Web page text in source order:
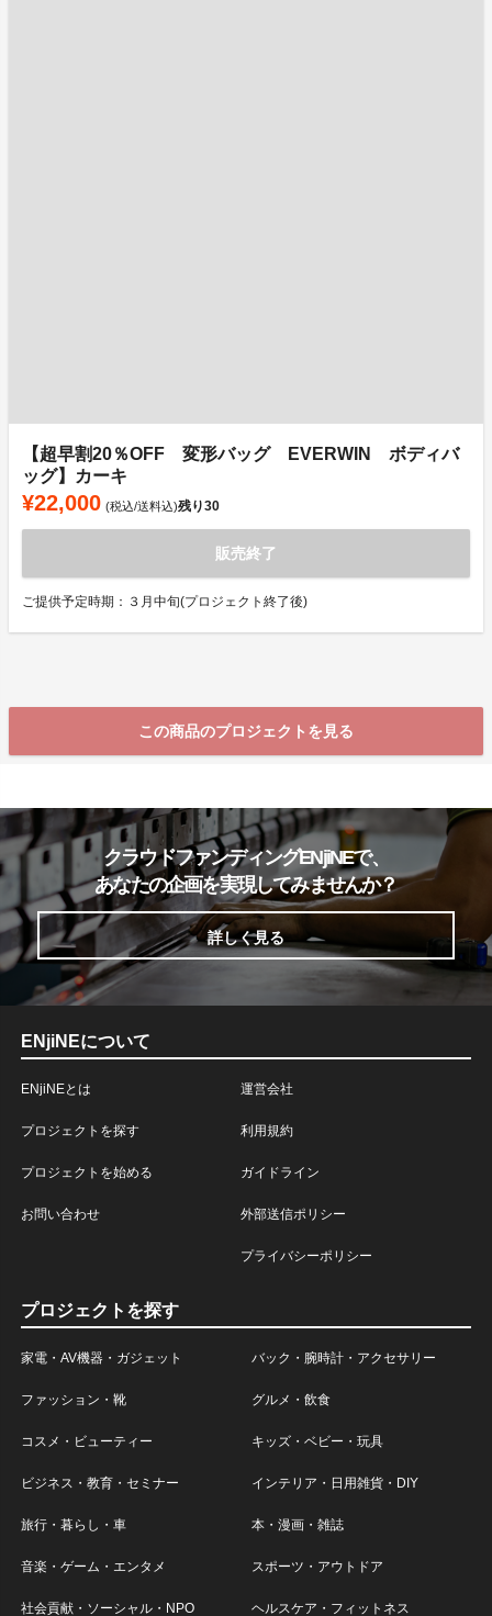
【超早割20％OFF 変形バッグ EVERWIN ボディバ
ッグ】カーキ
¥22,000 (税込/送料込)残り30
販売終了
ご提供予定時期：３月中旬(プロジェクト終了後)
この商品のプロジェクトを見る
クラウドファンディングENjiNEで、
あなたの企画を実現してみませんか？
詳しく見る
ENjiNEについて
ENjiNEとは
プロジェクトを探す
プロジェクトを始める
お問い合わせ
運営会社
利用規約
ガイドライン
外部送信ポリシー
プライバシーポリシー
プロジェクトを探す
家電・AV機器・ガジェット バック・腕時計・アクセサリー
ファッション・靴 グルメ・飲食
コスメ・ビューティー キッズ・ベビー・玩具
ビジネス・教育・セミナー インテリア・日用雑貨・DIY
旅行・暮らし・車 本・漫画・雑誌
音楽・ゲーム・エンタメ スポーツ・アウトドア
社会貢献・ソーシャル・NPO ヘルスケア・フィットネス